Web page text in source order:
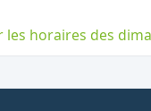
les horaires des